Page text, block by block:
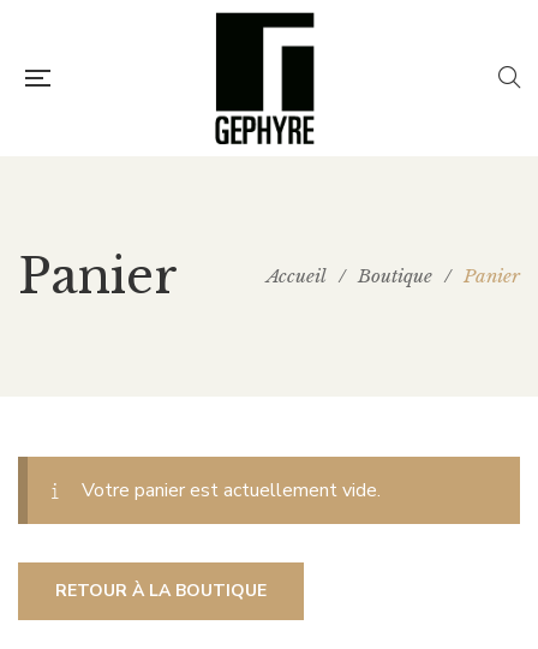
Panier Accueil / Boutique / Panier
Votre panier est actuellement vide.
RETOUR À LA BOUTIQUE